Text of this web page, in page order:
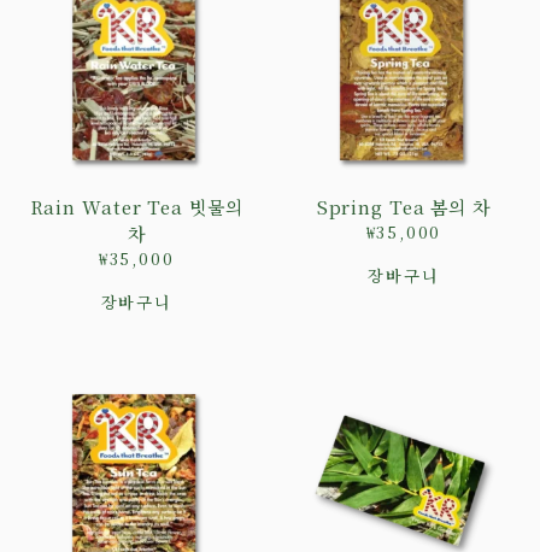
Rain Water Tea 빗물의
차
₩35,000
장바구니
Spring Tea 봄의 차
₩35,000
장바구니